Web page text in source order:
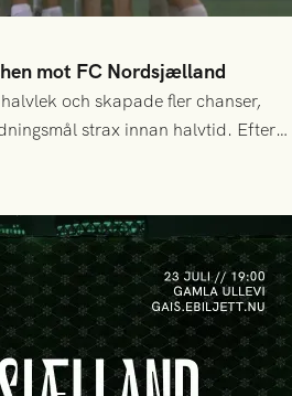
mot FC Nordsjælland
och skapade fler chanser,
strax innan halvtid. Efter
Nordsjälland tilläts ha mer av
& Lasse Ekström